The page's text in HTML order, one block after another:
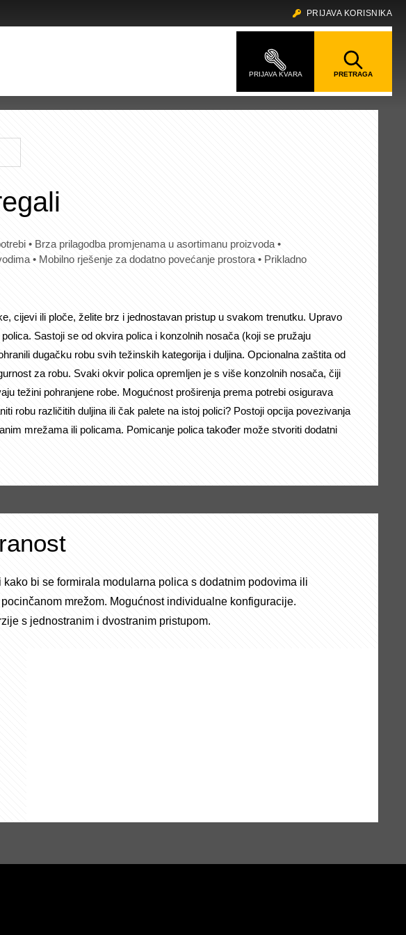
PRIJAVA KORISNIKA
• Brza prilagodba promjenama u asortimanu proizvoda •
• Mobilno rješenje za dodatno povećanje prostora • Prikladno
cijevi ili ploče, želite brz i jednostavan pristup u svakom trenutku. Upravo
Sastoji se od okvira polica i konzolnih nosača (koji se pružaju
dugačku robu svih težinskih kategorija i duljina. Opcionalna zaštita od
za robu. Svaki okvir polica opremljen je s više konzolnih nosača, čiji
težini pohranjene robe. Mogućnost proširenja prema potrebi osigurava
robu različitih duljina ili čak palete na istoj polici? Postoji opcija povezivanja
mrežama ili policama. Pomicanje polica također može stvoriti dodatni
kako bi se formirala modularna polica s dodatnim podovima ili
mrežom. Mogućnost individualne konfiguracije.
s jednostranim i dvostranim pristupom.